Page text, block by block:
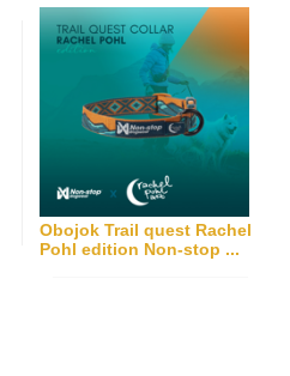
Obojok Trail quest Rachel
Pohl edition Non-stop ...